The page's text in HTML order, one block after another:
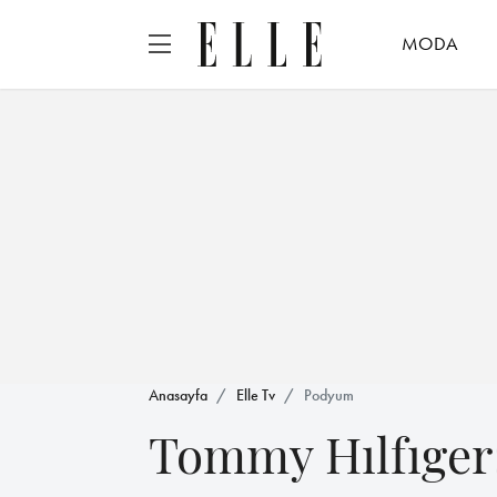
MODA
Anasayfa Elle Tv Podyum
Tommy